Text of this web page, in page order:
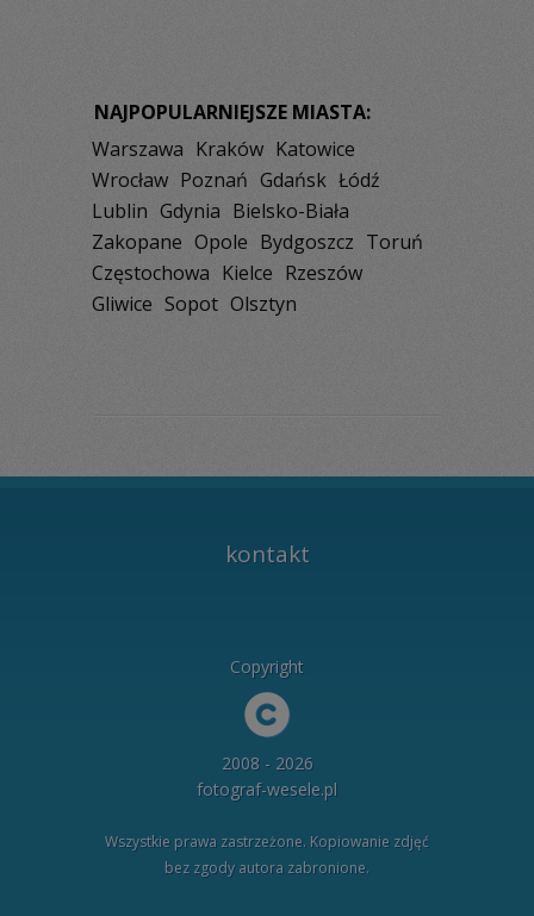
NAJPOPULARNIEJSZE MIASTA:
Warszawa Kraków Katowice
Wrocław Poznań Gdańsk Łódź
Lublin Gdynia Bielsko-Biała
Zakopane Opole Bydgoszcz Toruń
Częstochowa Kielce Rzeszów
Gliwice Sopot Olsztyn
kontakt
Copyright
2008 - 2026
fotograf-wesele.pl
Wszystkie prawa zastrzeżone. Kopiowanie zdjęć
bez zgody autora zabronione.